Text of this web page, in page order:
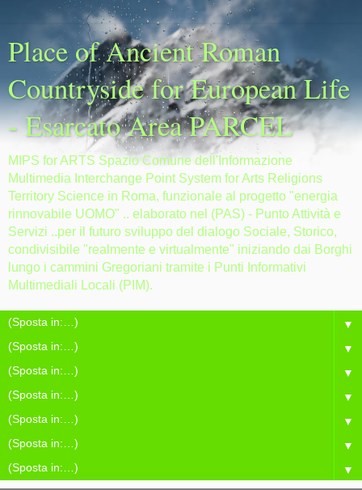
Place of Ancient Roman
Countryside for European Life
- Esarcato Area PARCEL
MIPS for ARTS Spazio Comune dell'Informazione
Multimedia Interchange Point System for Arts Religions
Territory Science in Roma, funzionale al progetto "energia
rinnovabile UOMO" .. elaborato nel (PAS) - Punto Attività e
Servizi ..per il futuro sviluppo del dialogo Sociale, Storico,
condivisibile "realmente e virtualmente" iniziando dai Borghi
lungo i cammini Gregoriani tramite i Punti Informativi
Multimediali Locali (PIM).
▼
▼
▼
▼
▼
▼
▼